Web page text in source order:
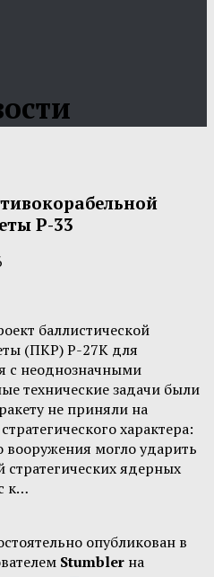
Р-33
баллистической
(ПКР) Р-27К для
с неоднозначными
технические задачи были
не приняли на
характера:
вооружения могло ударить
ядерных
к…
опубликован в
Stumbler на